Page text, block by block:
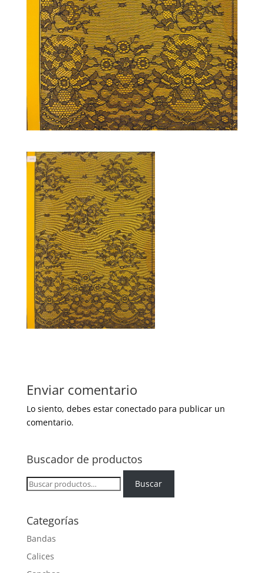
Enviar comentario
Lo siento, debes estar conectadopara publicar un
comentario.
Buscador de productos
Buscar
por:
Buscar
Categorías
Bandas
Calices